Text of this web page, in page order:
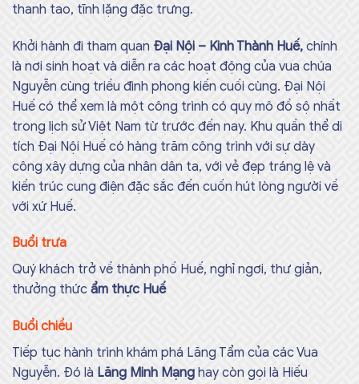
thanh tao, tĩnh lặng đặc trưng.
Khởi hành đi tham quan Đại Nội – Kinh Thành Huế, chính
là nơi sinh hoạt và diễn ra các hoạt động của vua chúa
Nguyễn cùng triều đình phong kiến cuối cùng. Đại Nội
Huế có thể xem là một công trình có quy mô đồ sộ nhất
trong lịch sử Việt Nam từ trước đến nay. Khu quần thể di
tích Đại Nội Huế có hàng trăm công trình với sự dày
công xây dựng của nhân dân ta, với vẻ đẹp tráng lệ và
kiến trúc cung điện đặc sắc đến cuốn hút lòng người về
với xứ Huế.
Buổi trưa
Quý khách trở về thành phố Huế, nghỉ ngơi, thư giản,
thưởng thức ẩm thực Huế
Buổi chiều
Tiếp tục hành trình khám phá Lăng Tẩm của các Vua
Nguyễn. Đó là Lăng Minh Mạng hay còn gọi là Hiếu